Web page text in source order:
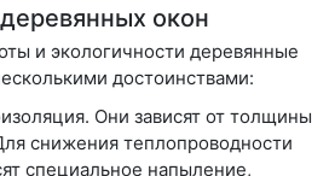
окон
и экологичности деревянные
достоинствами:
Они зависят от толщины
снижения теплопроводности
специальное напыление,